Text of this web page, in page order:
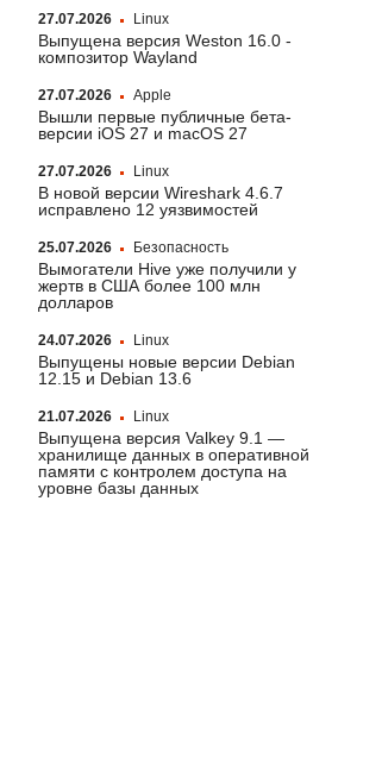
27.07.2026 Linux
Выпущена версия Weston 16.0 -
композитор Wayland
27.07.2026 Apple
Вышли первые публичные бета-
версии iOS 27 и macOS 27
27.07.2026 Linux
В новой версии Wireshark 4.6.7
исправлено 12 уязвимостей
25.07.2026 Безопасность
Вымогатели Hive уже получили у
жертв в США более 100 млн
долларов
24.07.2026 Linux
Выпущены новые версии Debian
12.15 и Debian 13.6
21.07.2026 Linux
Выпущена версия Valkey 9.1 —
хранилище данных в оперативной
памяти с контролем доступа на
уровне базы данных